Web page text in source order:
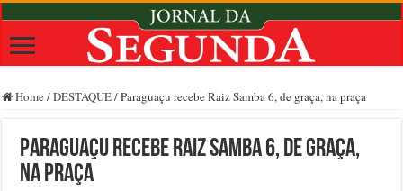
Home /DESTAQUE/Paraguaçu recebe Raiz Samba 6, de graça, na praça
Paraguaçu recebe Raiz Samba 6, de graça,
na praça